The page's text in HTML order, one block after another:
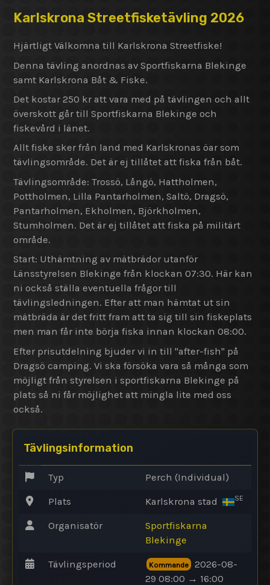
Karlskrona Streetfisketävling 2026
Hjärtligt Välkomna till Karlskrona Streetfiske!
Denna tävling anordnas av Sportfiskarna Blekinge
samt Karlskrona Båt & Fiske.
Det kostar 250 kr att vara med på tävlingen och allt
överskott går till Sportfiskarna Blekinge och
fiskevård i länet.
Allt fiske sker från land med Karlskronas öar som
tävlingsområde. Det är ej tillåtet att fiska från båt.
Tävlingsområde: Trossö, Långö, Hattholmen,
Pottholmen, Lilla Pantarholmen, Saltö, Dragsö,
Pantarholmen, Ekholmen, Björkholmen,
Stumholmen. Det är ej tillåtet att fiska på militärt
område.
Start: Uthämtning av mätbrädor utanför
Länsstyrelsen Blekinge från klockan 07:30. Här kan
ni också ställa eventuella frågor till
tävlingsledningen. Efter att man hämtat ut sin
mätbräda är det fritt fram att ta sig till sin fiskeplats
men man får inte börja fiska innan klockan 08:00.
Efter prisutdelning bjuder vi in till "after-fish" på
Dragsö camping. Vi ska försöka vara så många som
möjligt från styrelsen i sportfiskarna Blekinge på
plats så ni får möjlighet att mingla lite med oss
också.
Tävlingsinformation
Typ Perch (Individual)
Plats Karlskrona stad SE
Organisatör
Sportfiskarna
Blekinge
Tävlingsperiod Kommande
2026-08-
29 08:00 → 16:00